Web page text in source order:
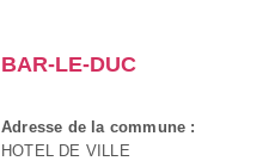
BAR-LE-DUC
Adresse de la commune :
HOTEL DE VILLE